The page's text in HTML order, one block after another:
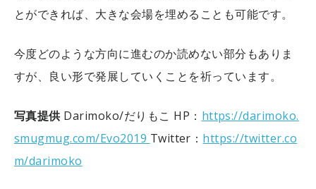
とができれば、大きな会場を埋めることも可能です。
今度どのような方向に進むのか読めない部分もありま
すが、良い形で発展していくことを祈っています。
写真提供 Darimoko/だりもこ HP： https://darimoko.
smugmug.com/Evo2019 Twitter： https://twitter.co
m/darimoko